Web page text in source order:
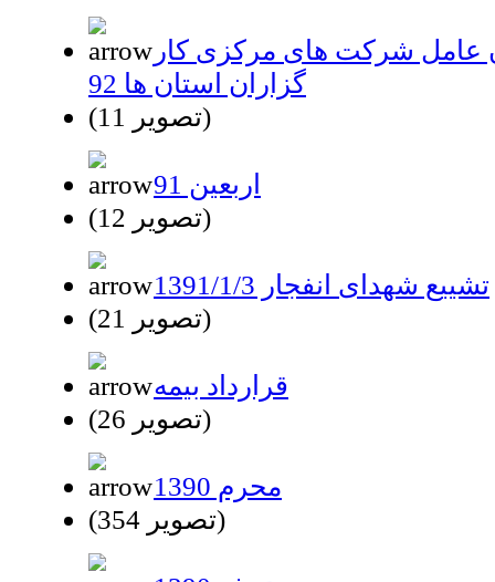
عامل شرکت های مرکزی کار
گزاران استان ها 92
(11 تصویر)
اربعین 91
(12 تصویر)
تشییع شهدای انفجار 1391/1/3
(21 تصویر)
قرارداد بیمه
(26 تصویر)
محرم 1390
(354 تصویر)